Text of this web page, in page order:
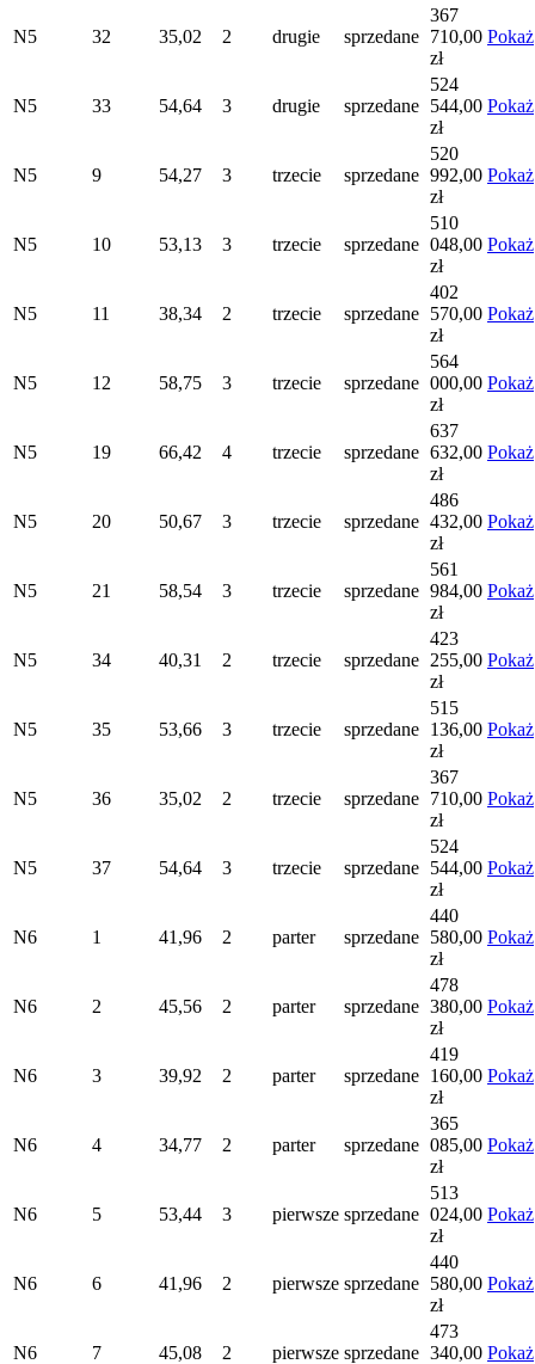
N5 32 35,02 2 drugie sprzedane
367
710,00
zł
Pokaż
N5 33 54,64 3 drugie sprzedane
524
544,00
zł
Pokaż
N5 9 54,27 3 trzecie sprzedane
520
992,00
zł
Pokaż
N5 10 53,13 3 trzecie sprzedane
510
048,00
zł
Pokaż
N5 11 38,34 2 trzecie sprzedane
402
570,00
zł
Pokaż
N5 12 58,75 3 trzecie sprzedane
564
000,00
zł
Pokaż
N5 19 66,42 4 trzecie sprzedane
637
632,00
zł
Pokaż
N5 20 50,67 3 trzecie sprzedane
486
432,00
zł
Pokaż
N5 21 58,54 3 trzecie sprzedane
561
984,00
zł
Pokaż
N5 34 40,31 2 trzecie sprzedane
423
255,00
zł
Pokaż
N5 35 53,66 3 trzecie sprzedane
515
136,00
zł
Pokaż
N5 36 35,02 2 trzecie sprzedane
367
710,00
zł
Pokaż
N5 37 54,64 3 trzecie sprzedane
524
544,00
zł
Pokaż
N6 1 41,96 2 parter sprzedane
440
580,00
zł
Pokaż
N6 2 45,56 2 parter sprzedane
478
380,00
zł
Pokaż
N6 3 39,92 2 parter sprzedane
419
160,00
zł
Pokaż
N6 4 34,77 2 parter sprzedane
365
085,00
zł
Pokaż
N6 5 53,44 3 pierwsze sprzedane
513
024,00
zł
Pokaż
N6 6 41,96 2 pierwsze sprzedane
440
580,00
zł
Pokaż
N6 7 45,08 2 pierwsze sprzedane
473
340,00 Pokaż